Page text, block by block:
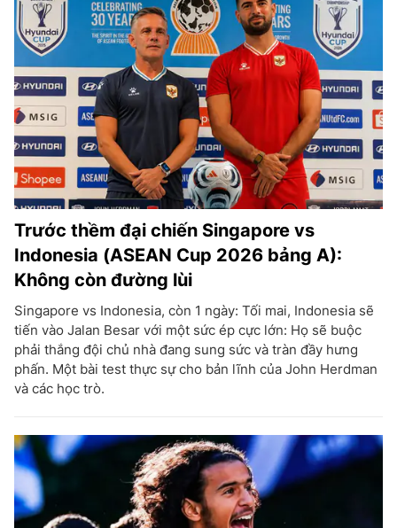
Trước thềm đại chiến Singapore vs
Indonesia (ASEAN Cup 2026 bảng A):
Không còn đường lùi
Singapore vs Indonesia, còn 1 ngày: Tối mai, Indonesia sẽ
tiến vào Jalan Besar với một sức ép cực lớn: Họ sẽ buộc
phải thắng đội chủ nhà đang sung sức và tràn đầy hưng
phấn. Một bài test thực sự cho bản lĩnh của John Herdman
và các học trò.